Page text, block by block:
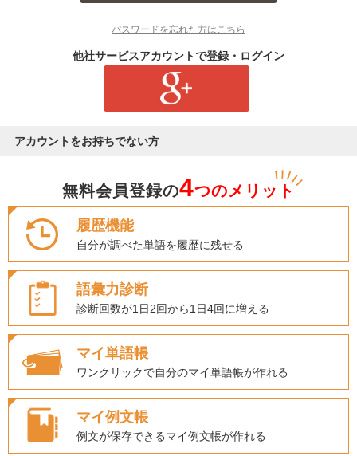
パスワードを忘れた方はこちら
他社サービスアカウントで登録・ログイン
アカウントをお持ちでない方
無料会員登録の4つのメリット
履歴機能
自分が調べた単語を履歴に残せる
語彙力診断
診断回数が1日2回から1日4回に増える
マイ単語帳
ワンクリックで自分のマイ単語帳が作れる
マイ例文帳
例文が保存できるマイ例文帳が作れる